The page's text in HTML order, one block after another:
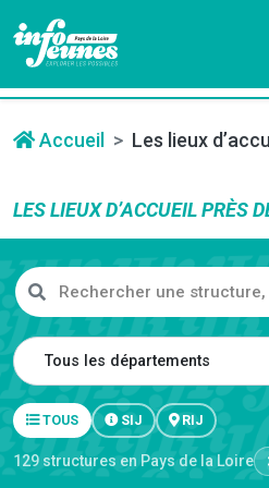
Accueil Les lieux
LES LIEUX D’ACCUEIL PRÈS
Rechercher une structure ou
Département
TOUS SIJ RIJ
129 structuresen Pays de la Loire